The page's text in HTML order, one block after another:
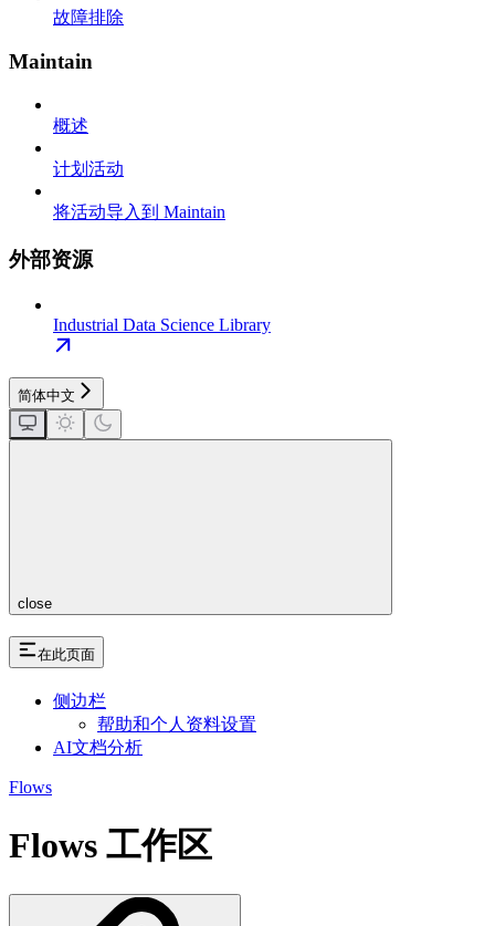
故障排除
Maintain
概述
计划活动
将活动导入到 Maintain
外部资源
Industrial Data Science Library
简体中文
close
在此页面
侧边栏
帮助和个人资料设置
AI文档分析
Flows
Flows 工作区